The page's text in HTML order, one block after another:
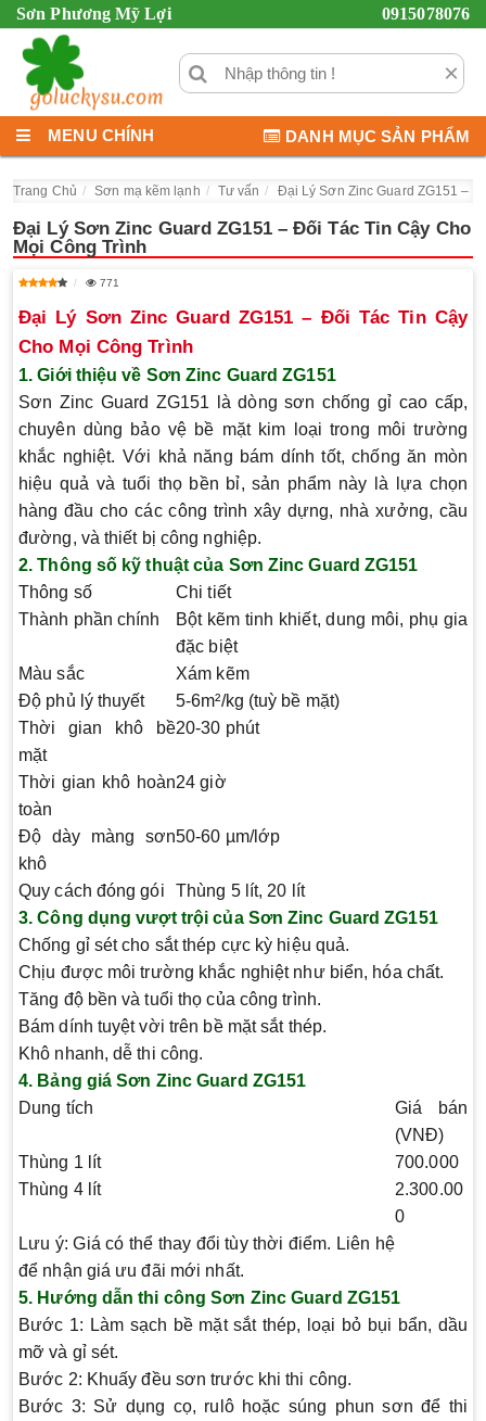
Sơn Phương Mỹ Lợi 0915078076
×
MENU CHÍNH DANH MỤC SẢN PHẨM
Trang Chủ Sơn mạ kẽm lạnh Tư vấn Đại Lý Sơn Zinc Guard ZG151 –
Đại Lý Sơn Zinc Guard ZG151 – Đối Tác Tin Cậy Cho
Mọi Công Trình
771
Đại Lý Sơn Zinc Guard ZG151 – Đối Tác Tin Cậy
Cho Mọi Công Trình
1. Giới thiệu về Sơn Zinc Guard ZG151
Sơn Zinc Guard ZG151 là dòng sơn chống gỉ cao cấp,
chuyên dùng bảo vệ bề mặt kim loại trong môi trường
khắc nghiệt. Với khả năng bám dính tốt, chống ăn mòn
hiệu quả và tuổi thọ bền bỉ, sản phẩm này là lựa chọn
hàng đầu cho các công trình xây dựng, nhà xưởng, cầu
đường, và thiết bị công nghiệp.
2. Thông số kỹ thuật của Sơn Zinc Guard ZG151
Thông số
Chi tiết
Thành phần chính
Bột kẽm tinh khiết, dung môi, phụ gia
đặc biệt
Màu sắc
Xám kẽm
Độ phủ lý thuyết
5-6m²/kg (tuỳ bề mặt)
Thời gian khô bề
mặt
20-30 phút
Thời gian khô hoàn
toàn
24 giờ
Độ dày màng sơn
khô
50-60 µm/lớp
Quy cách đóng gói
Thùng 5 lít, 20 lít
3. Công dụng vượt trội của Sơn Zinc Guard ZG151
Chống gỉ sét cho sắt thép cực kỳ hiệu quả.
Chịu được môi trường khắc nghiệt như biển, hóa chất.
Tăng độ bền và tuổi thọ của công trình.
Bám dính tuyệt vời trên bề mặt sắt thép.
Khô nhanh, dễ thi công.
4. Bảng giá Sơn Zinc Guard ZG151
Dung tích
Giá bán
(VNĐ)
Thùng 1 lít
700.000
Thùng 4 lít
2.300.00
0
Lưu ý: Giá có thể thay đổi tùy thời điểm. Liên hệ
để nhận giá ưu đãi mới nhất.
5. Hướng dẫn thi công Sơn Zinc Guard ZG151
Bước 1: Làm sạch bề mặt sắt thép, loại bỏ bụi bẩn, dầu
mỡ và gỉ sét.
Bước 2: Khuấy đều sơn trước khi thi công.
Bước 3: Sử dụng cọ, rulô hoặc súng phun sơn để thi